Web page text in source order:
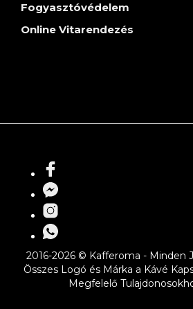
Fogyasztóvédelem
Online Vitarendezés
2016-2026 © Kafferoma - Minden
Összes Logó és Márka a Kávé
Megfelelő